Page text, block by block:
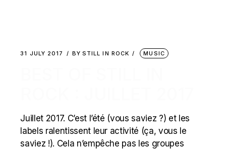
31 JULY 2017 BY STILL IN ROCK MUSIC
Juillet 2017. C’est l’été (vous saviez ?) et les
labels ralentissent leur activité (ça, vous le
saviez !). Cela n’empêche pas les groupes